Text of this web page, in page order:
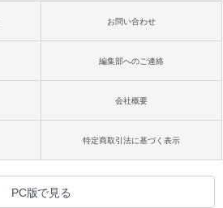
お問い合わせ
編集部へのご連絡
会社概要
特定商取引法に基づく表示
PC版で見る